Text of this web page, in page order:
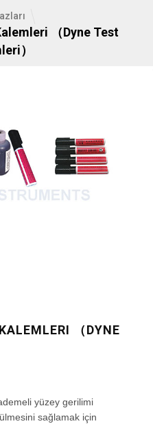
（Dyne Test
）
（DYNE
yüzey gerilimi
sağlamak için